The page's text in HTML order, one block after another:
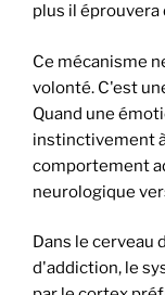
plus il
Ce mécanisme
volonté. C'est
Quand une
instinctivement
comportement
neurologique
Dans le cerveau
d'addiction, le